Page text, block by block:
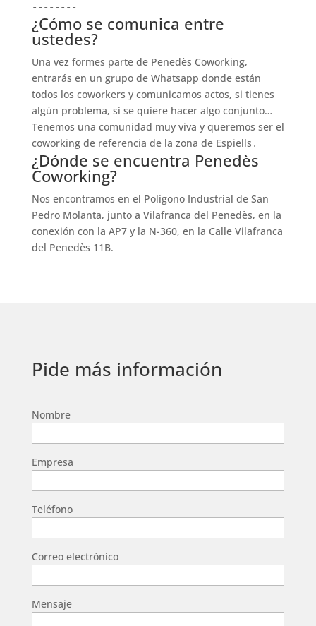
--------
¿Cómo se comunica entre
ustedes?
Una vez formes parte de Penedès Coworking,
entrarás en un grupo de Whatsapp donde están
todos los coworkers y comunicamos actos, si tienes
algún problema, si se quiere hacer algo conjunto…
Tenemos una comunidad muy viva y queremos ser el
coworking de referencia de la zona de Espiells .
¿Dónde se encuentra Penedès
Coworking?
Nos encontramos en el Polígono Industrial de San
Pedro Molanta, junto a Vilafranca del Penedès, en la
conexión con la AP7 y la N-360, en la Calle Vilafranca
del Penedès 11B.
Pide más información
Nombre
Empresa
Teléfono
Correo electrónico
Mensaje